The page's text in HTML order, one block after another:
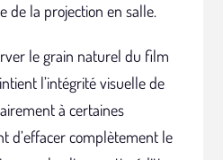
de la projection en salle.
le grain naturel du film
l’intégrité visuelle de
à certaines
d’effacer complètement le